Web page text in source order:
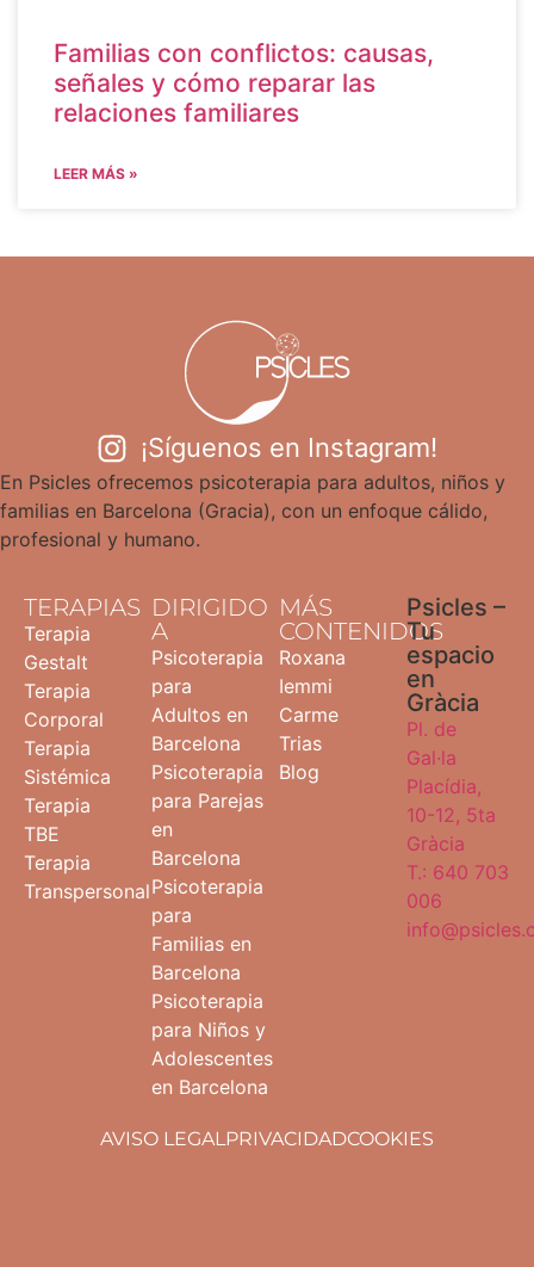
Familias con conflictos: causas,
señales y cómo reparar las
relaciones familiares
LEER MÁS »
¡Síguenos en Instagram!
En Psicles ofrecemos psicoterapia para adultos, niños y
familias en Barcelona (Gracia), con un enfoque cálido,
profesional y humano.
TERAPIAS
Terapia
Gestalt
Terapia
Corporal
Terapia
Sistémica
Terapia
TBE
Terapia
Transpersonal
DIRIGIDO
A
Psicoterapia
para
Adultos en
Barcelona
Psicoterapia
para Parejas
en
Barcelona
Psicoterapia
para
Familias en
Barcelona
Psicoterapia
para Niños y
Adolescentes
en Barcelona
MÁS
CONTENIDOS
Roxana
Iemmi
Carme
Trias
Blog
Psicles –
Tu
espacio
en
Gràcia
Pl. de
Gal·la
Placídia,
10-12, 5ta
Gràcia
T.: 640 703
006
AVISO LEGAL PRIVACIDADCOOKIES